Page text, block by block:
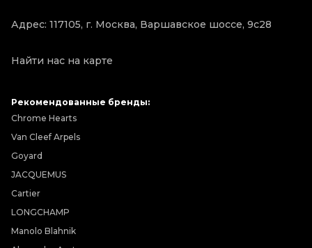
Адрес: 117105, г. Москва, Варшавское шоссе, 9с28
Найти нас на карте
Рекомендованные бренды:
Chrome Hearts
Van Cleef Arpels
Goyard
JACQUEMUS
Cartier
LONGCHAMP
Manolo Blahnik